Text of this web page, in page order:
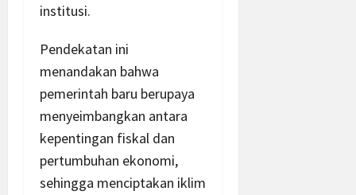
institusi.
Pendekatan ini
menandakan bahwa
pemerintah baru berupaya
menyeimbangkan antara
kepentingan fiskal dan
pertumbuhan ekonomi,
sehingga menciptakan iklim